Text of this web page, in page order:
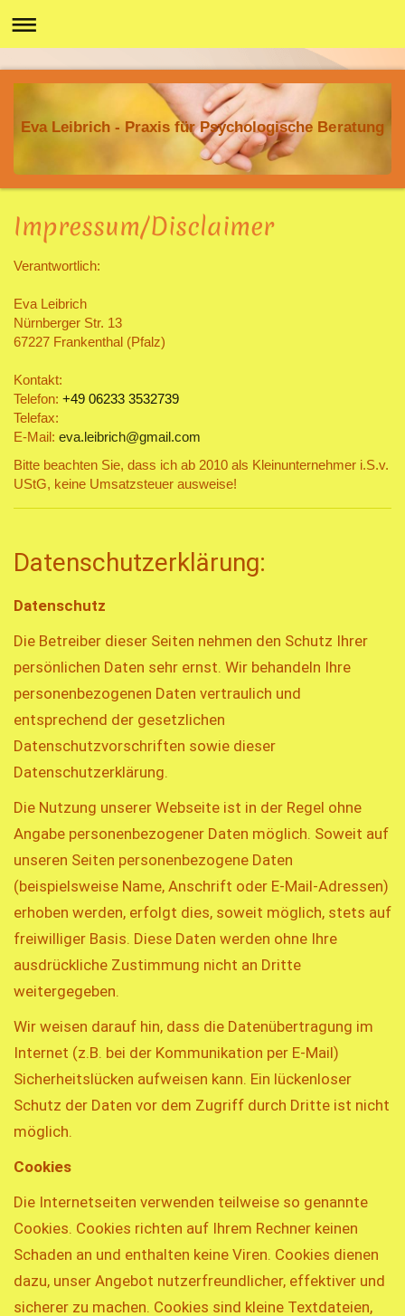
Eva Leibrich - Praxis für Psychologische Beratung
Impressum/Disclaimer
Verantwortlich:
Eva Leibrich
Nürnberger Str. 13
67227 Frankenthal (Pfalz)
Kontakt:
Telefon: +49 06233 3532739
Telefax:
E-Mail: eva.leibrich@gmail.com
Bitte beachten Sie, dass ich ab 2010 als Kleinunternehmer i.S.v.
UStG, keine Umsatzsteuer ausweise!
Datenschutzerklärung:
Datenschutz
Die Betreiber dieser Seiten nehmen den Schutz Ihrer
persönlichen Daten sehr ernst. Wir behandeln Ihre
personenbezogenen Daten vertraulich und
entsprechend der gesetzlichen
Datenschutzvorschriften sowie dieser
Datenschutzerklärung.
Die Nutzung unserer Webseite ist in der Regel ohne
Angabe personenbezogener Daten möglich. Soweit auf
unseren Seiten personenbezogene Daten
(beispielsweise Name, Anschrift oder E-Mail-Adressen)
erhoben werden, erfolgt dies, soweit möglich, stets auf
freiwilliger Basis. Diese Daten werden ohne Ihre
ausdrückliche Zustimmung nicht an Dritte
weitergegeben.
Wir weisen darauf hin, dass die Datenübertragung im
Internet (z.B. bei der Kommunikation per E-Mail)
Sicherheitslücken aufweisen kann. Ein lückenloser
Schutz der Daten vor dem Zugriff durch Dritte ist nicht
möglich.
Cookies
Die Internetseiten verwenden teilweise so genannte
Cookies. Cookies richten auf Ihrem Rechner keinen
Schaden an und enthalten keine Viren. Cookies dienen
dazu, unser Angebot nutzerfreundlicher, effektiver und
sicherer zu machen. Cookies sind kleine Textdateien,